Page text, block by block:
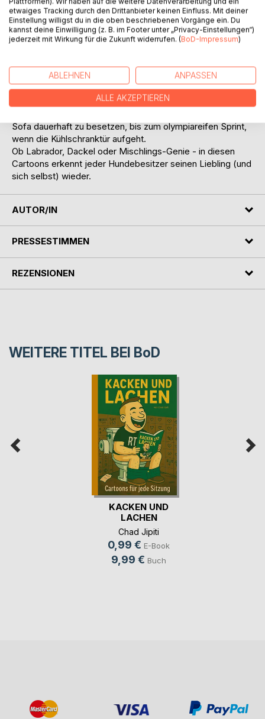
BESCHREIBUNG
Achtung, Leinenpflicht für die Lachmuskeln!
Hunde sind Chaoten auf vier Pfoten - und genau deshalb
lieben wir sie. Dieses Buch versammelt die besten
Cartoons über das tägliche Zusammenleben mit Fellnasen:
Sofa dauerhaft zu besetzen, bis zum olympiareifen Sprint,
wenn die Kühlschranktür aufgeht.
Ob Labrador, Dackel oder Mischlings-Genie - in diesen
Cartoons erkennt jeder Hundebesitzer seinen Liebling (und
sich selbst) wieder.
AUTOR/IN
PRESSESTIMMEN
REZENSIONEN
WEITERE TITEL BEI BoD
KACKEN UND
LACHEN
Chad Jipiti
0,99 € E-Book
9,99 € Buch
etwaiges Tracking durch den Drittanbieter keinen Einfluss. Mit deiner
Einstellung willigst du in die oben beschriebenen Vorgänge ein. Du
kannst deine Einwilligung (z. B. im Footer unter „Privacy-Einstellungen“)
jederzeit mit Wirkung für die Zukunft widerrufen. (BoD-Impressum)
ABLEHNEN ANPASSEN
ALLE AKZEPTIEREN